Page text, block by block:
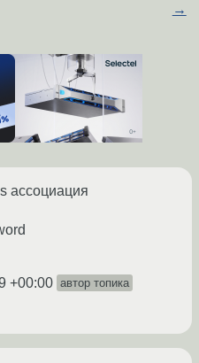
→
ассоциация
+00:00 автор топика